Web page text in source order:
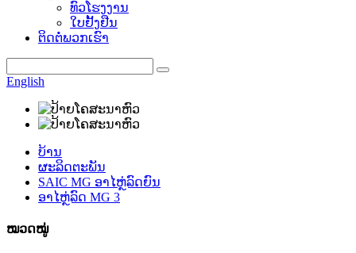
ທົວໂຮງງານ
ໃບຢັ້ງຢືນ
ຕິດຕໍ່ພວກເຮົາ
English
ບ້ານ
ຜະລິດຕະພັນ
SAIC MG ອາໄຫຼ່ລົດຍົນ
ອາໄຫຼ່ລົດ MG 3
ໝວດໝູ່